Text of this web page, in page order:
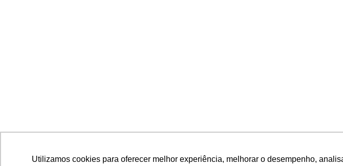
Utilizamos cookies para oferecer melhor experiência, melhorar o desempenho,